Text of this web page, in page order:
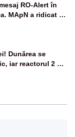
RO-Alert în
MApN a ridicat de
Dunărea se
iar reactorul 2 de
oprit